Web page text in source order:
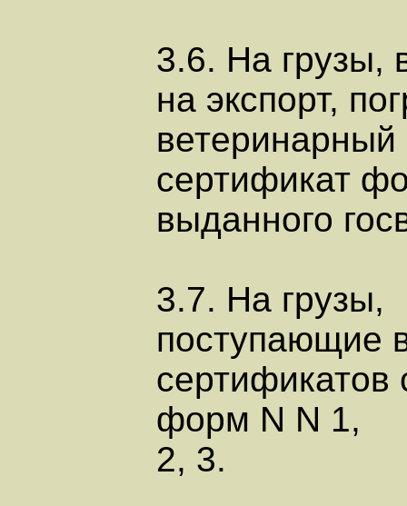
3.6. На грузы,
на экспорт,
ветеринарный
сертификат
выданного
3.7. На грузы,
поступающие
сертификатов
форм N N 1,
2, 3.